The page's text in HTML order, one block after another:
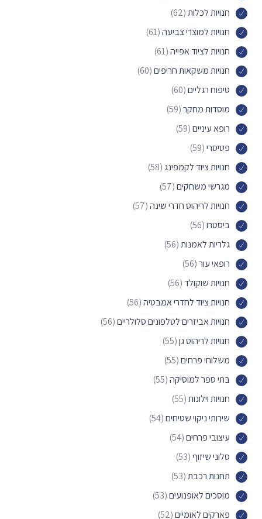
חנויות לכלות(62)
חנויות למוצרי צביעה(61)
חנויות לציוד אפייה(61)
חנויות משקאות חריפים(60)
טיפוח רגליים(60)
מוסדות מחקר(59)
רופא עיניים(59)
פטיסרי(59)
חנויות ציוד לקמפינג (58)
מגרשי משחקים(57)
חנויות לריהוט חדרי שינה(57)
ביסטרו(56)
גלריות לאמנות(56)
רופאי עור(56)
חנויות שוקולד(56)
חנויות ציוד לחדרי אמבטיה(56)
חנויות אביזרים לטלפונים סלולריים(56)
חנויות לריהוט גן(55)
משלוחי פרחים(55)
בתי ספר למוסיקה(55)
חנויות וילונות(55)
שירותי ניקוי שטיחים(54)
עיצובי פרחים(54)
סלוני שיזוף(53)
תחנות רכבת(53)
מוסכים לאופנועים(53)
פארקים לאומיים(52)